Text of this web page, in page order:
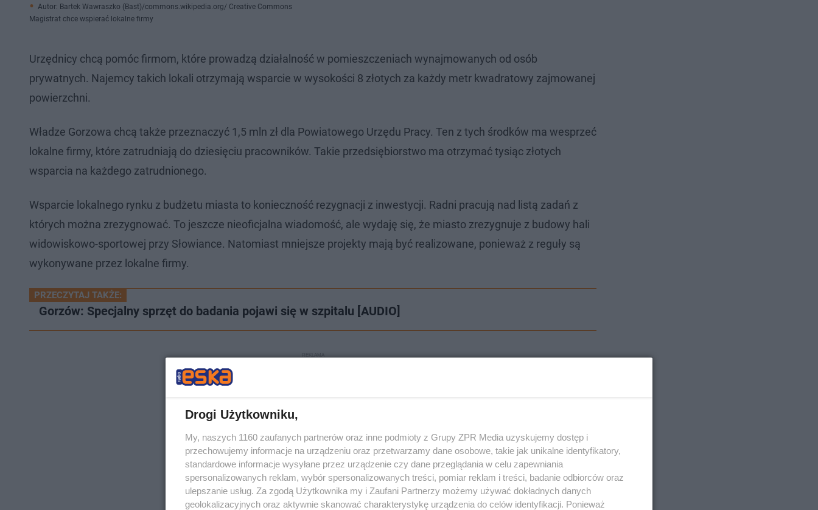
Autor: Bartek Wawraszko (Bast)/commons.wikipedia.org/ Creative Commons
Magistrat chce wspierać lokalne firmy
Urzędnicy chcą pomóc firmom, które prowadzą działalność w pomieszczeniach wynajmowanych od osób
prywatnych. Najemcy takich lokali otrzymają wsparcie w wysokości 8 złotych za każdy metr kwadratowy zajmowanej
powierzchni.
Władze Gorzowa chcą także przeznaczyć 1,5 mln zł dla Powiatowego Urzędu Pracy. Ten z tych środków ma wesprzeć
lokalne firmy, które zatrudniają do dziesięciu pracowników. Takie przedsiębiorstwo ma otrzymać tysiąc złotych
wsparcia na każdego zatrudnionego.
Wsparcie lokalnego rynku z budżetu miasta to konieczność rezygnacji z inwestycji. Radni pracują nad listą zadań z
których można zrezygnować. To jeszcze nieoficjalna wiadomość, ale wydaję się, że miasto zrezygnuje z budowy hali
widowiskowo-sportowej przy Słowiance. Natomiast mniejsze projekty mają być realizowane, ponieważ z reguły są
wykonywane przez lokalne firmy.
PRZECZYTAJ TAKŻE:
Gorzów: Specjalny sprzęt do badania pojawi się w szpitalu [AUDIO]
Drogi Użytkowniku,
My, naszych 1160 zaufanych partnerów oraz inne podmioty z Grupy ZPR Media uzyskujemy dostęp i
przechowujemy informacje na urządzeniu oraz przetwarzamy dane osobowe, takie jak unikalne identyfikatory,
standardowe informacje wysyłane przez urządzenie czy dane przeglądania w celu zapewniania
spersonalizowanych reklam, wybór spersonalizowanych treści, pomiar reklam i treści, badanie odbiorców oraz
ulepszanie usług. Za zgodą Użytkownika my i Zaufani Partnerzy możemy używać dokładnych danych
geolokalizacyjnych oraz aktywnie skanować charakterystykę urządzenia do celów identyfikacji. Ponieważ